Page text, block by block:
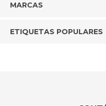
MARCAS
ETIQUETAS POPULARES